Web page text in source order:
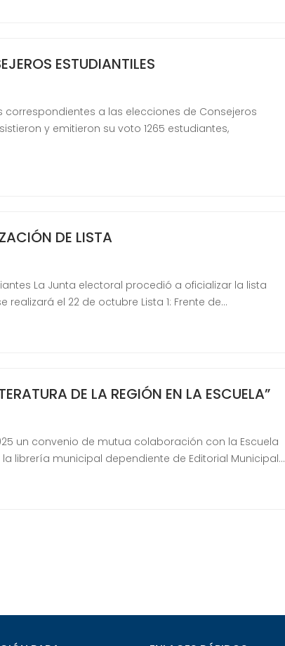
ESTUDIANTILES
a las elecciones de Consejeros
y emitieron su voto 1265 estudiantes,
DE LISTA
La Junta electoral procedió a oficializar la lista
el 22 de octubre Lista 1: Frente de…
DE LA REGIÓN EN LA ESCUELA”
un convenio de mutua colaboración con la Escuela
la librería municipal dependiente de Editorial Municipal…